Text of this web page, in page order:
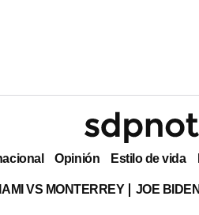
Opinión Estilo de vida
VS MONTERREY JOE